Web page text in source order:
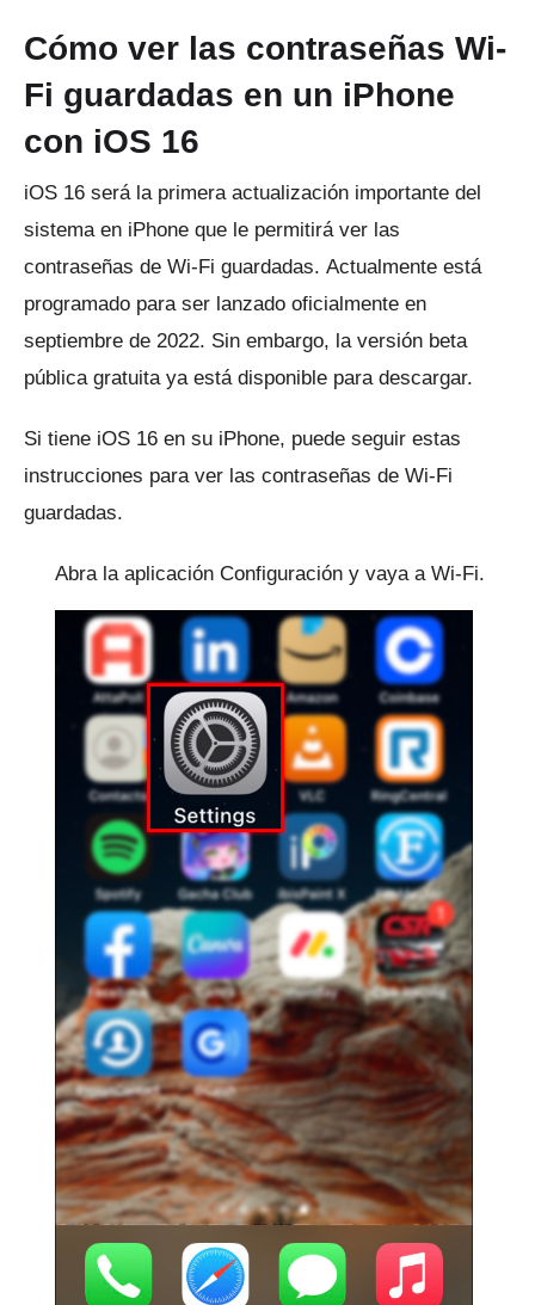
Cómo ver las contraseñas Wi-
Fi guardadas en un iPhone
con iOS 16
iOS 16 será la primera actualización importante del
sistema en iPhone que le permitirá ver las
contraseñas de Wi-Fi guardadas. Actualmente está
programado para ser lanzado oficialmente en
septiembre de 2022. Sin embargo, la versión beta
pública gratuita ya está disponible para descargar.
Si tiene iOS 16 en su iPhone, puede seguir estas
instrucciones para ver las contraseñas de Wi-Fi
guardadas.
Abra la aplicación Configuración y vaya a Wi-Fi.